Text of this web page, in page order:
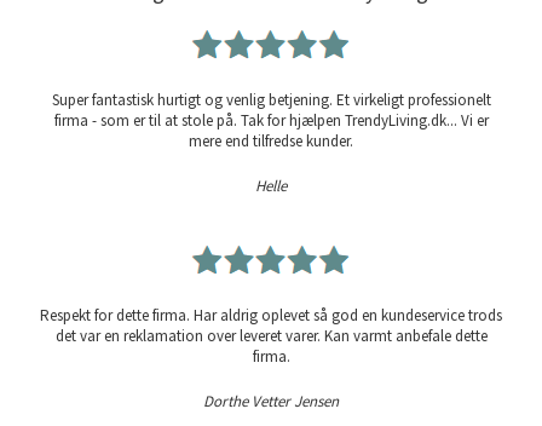
Super fantastisk hurtigt og venlig betjening. Et virkeligt professionelt
firma - som er til at stole på. Tak for hjælpen TrendyLiving.dk... Vi er
mere end tilfredse kunder.
Helle
Respekt for dette firma. Har aldrig oplevet så god en kundeservice trods
det var en reklamation over leveret varer. Kan varmt anbefale dette
firma.
Dorthe Vetter Jensen